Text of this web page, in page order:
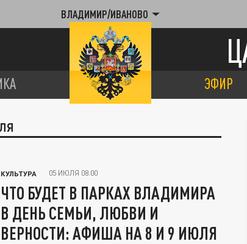
ВЛАДИМИР/ИВАНОВО
ЭФИР
КУЛЬТУРА 05 ИЮЛЯ 08:00
ЧТО БУДЕТ В ПАРКАХ ВЛАДИМИРА
В ДЕНЬ СЕМЬИ, ЛЮБВИ И
ВЕРНОСТИ: АФИША НА 8 И 9 ИЮЛЯ